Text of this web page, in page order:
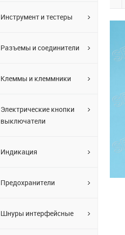
Инструмент и тестеры
Разъемы и соединители
Клеммы и клеммники
Электрические кнопки
выключатели
Индикация
Предохранители
Шнуры интерфейсные